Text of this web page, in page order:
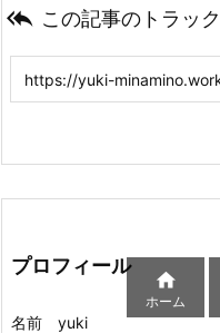
 この記事のトラッ
プロフィール
名前 yuki

ホーム